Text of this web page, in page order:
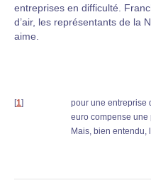
entreprises en difficulté.
d’air, les représentants de la
aime.
[1]
pour une entreprise
euro compense une
Mais, bien entendu,